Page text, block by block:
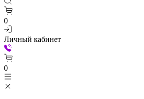
0
Личный кабинет
0